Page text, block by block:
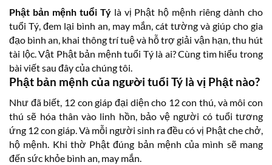
Phật bản mệnh tuổi Týlà vị Phật hộ mệnh riêng dành cho
tuổi Tý, đem lại bình an, may mắn, cát tường và giúp cho gia
đạo bình an, khai thông trí tuệ và hỗ trợ giải vận hạn, thu hút
tài lộc. Vật Phật bản mệnh tuổi Tý là ai? Cùng tìm hiểu trong
bài viết sau đây của chúng tôi.
Phật bản mệnh của người tuổi Tý là vị Phật nào?
Như đã biết, 12 con giáp đại diện cho 12 con thú, và môi con
thú sẽ hóa thân vào linh hồn, bảo vệ người có tuổi tương
ứng 12 con giáp. Và mỗi người sinh ra đều có vị Phật che chở,
hộ mệnh. Khi thờ Phật đúng bản mệnh của mình sẽ mang
đến sức khỏe bình an, may mắn.